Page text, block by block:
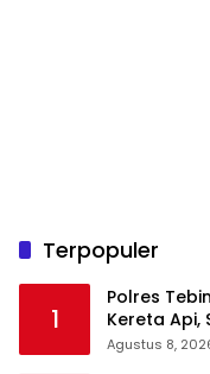
Terpopuler
1
Polres
Kereta Api,
Agustus 8,